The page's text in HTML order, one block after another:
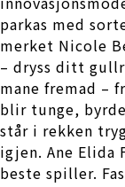
parkas med
merket Nicole
– dryss ditt
mane fremad –
blir tunge,
står i rekken
igjen. Ane Elida
beste spiller.